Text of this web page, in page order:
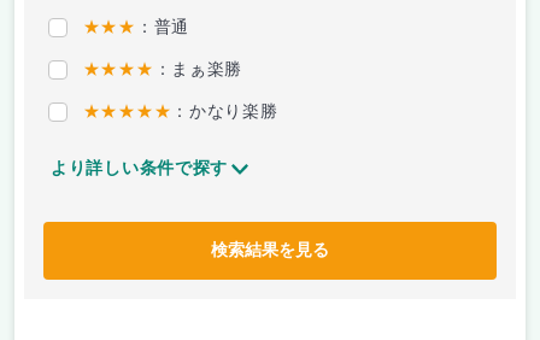
★★★ ：普通
★★★★ ：まぁ楽勝
★★★★★ ：かなり楽勝
より詳しい条件で探す
検索結果を見る